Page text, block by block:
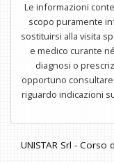
Le informazioni
scopo puramente
sostituirsi alla visita
e medico curante
diagnosi o
opportuno
riguardo indicazioni
UNISTAR Srl -